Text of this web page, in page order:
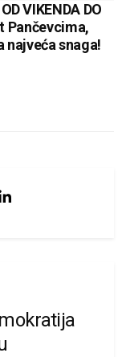
VIKENDA DO
Pančevcima,
najveća snaga!